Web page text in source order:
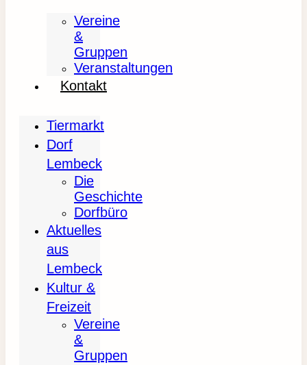
Vereine
&
Gruppen
Veranstaltungen
Kontakt
Tiermarkt
Dorf
Lembeck
Die
Geschichte
Dorfbüro
Aktuelles
aus
Lembeck
Kultur &
Freizeit
Vereine
&
Gruppen